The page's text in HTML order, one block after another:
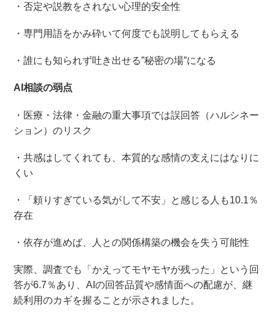
・否定や説教をされない心理的安全性
・専門用語をかみ砕いて何度でも説明してもらえる
・誰にも知られず吐き出せる”秘密の場”になる
AI相談の弱点
・医療・法律・金融の重大事項では誤回答（ハルシネー
ション）のリスク
・共感はしてくれても、本質的な感情の支えにはなりに
くい
・「頼りすぎている気がして不安」と感じる人も10.1％
存在
・依存が進めば、人との関係構築の機会を失う可能性
実際、調査でも「かえってモヤモヤが残った」という回
答が6.7％あり、AIの回答品質や感情面への配慮が、継
続利用のカギを握ることが示されました。